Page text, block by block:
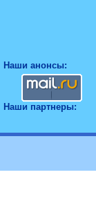
Наши анонсы:
Наши партнеры: